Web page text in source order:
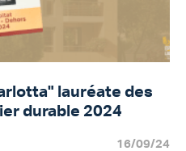
lauréate des
durable 2024
16/09/24